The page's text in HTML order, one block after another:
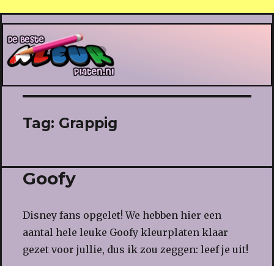
De Beste Kleurplaten
Tag: Grappig
Goofy
Disney fans opgelet! We hebben hier een
aantal hele leuke Goofy kleurplaten klaar
gezet voor jullie, dus ik zou zeggen: leef je uit!